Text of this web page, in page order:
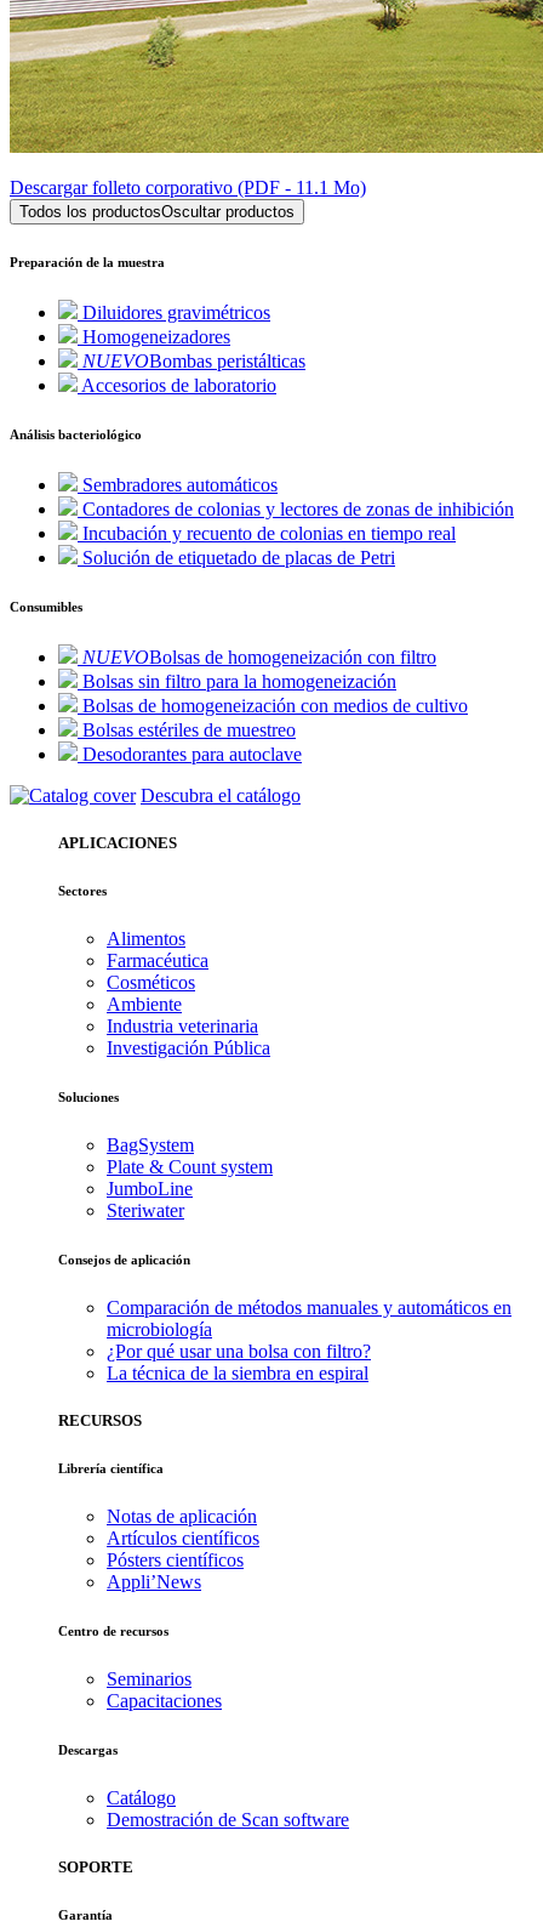
Descargar folleto corporativo (PDF - 11.1 Mo)
Todos los productosOscultar productos
Preparación de la muestra
Diluidores gravimétricos
Homogeneizadores
NUEVOBombas peristálticas
Accesorios de laboratorio
Análisis bacteriológico
Sembradores automáticos
Contadores de colonias y lectores de zonas de inhibición
Incubación y recuento de colonias en tiempo real
Solución de etiquetado de placas de Petri
Consumibles
NUEVOBolsas de homogeneización con filtro
Bolsas sin filtro para la homogeneización
Bolsas de homogeneización con medios de cultivo
Bolsas estériles de muestreo
Desodorantes para autoclave
Descubra el catálogo
APLICACIONES
Sectores
Alimentos
Farmacéutica
Cosméticos
Ambiente
Industria veterinaria
Investigación Pública
Soluciones
BagSystem
Plate & Count system
JumboLine
Steriwater
Consejos de aplicación
Comparación de métodos manuales y automáticos en
microbiología
¿Por qué usar una bolsa con filtro?
La técnica de la siembra en espiral
RECURSOS
Librería científica
Notas de aplicación
Artículos científicos
Pósters científicos
Appli’News
Centro de recursos
Seminarios
Capacitaciones
Descargas
Catálogo
Demostración de Scan software
SOPORTE
Garantía